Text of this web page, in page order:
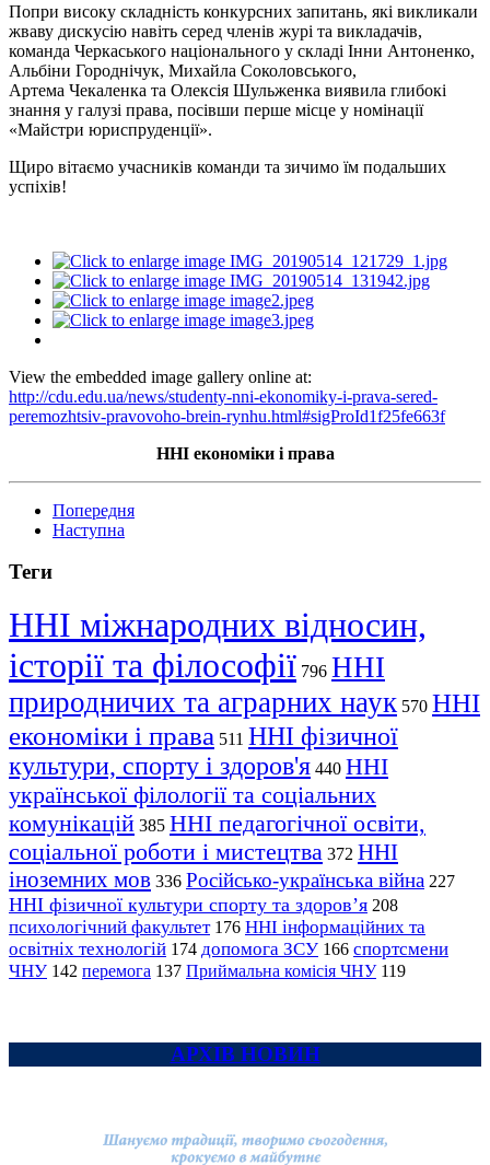
Попри високу складність конкурсних запитань, які викликали
жваву дискусію навіть серед членів журі та викладачів,
команда Черкаського національного у складі Інни Антоненко,
Альбіни Городнічук, Михайла Соколовського,
Артема Чекаленка та Олексія Шульженка виявила глибокі
знання у галузі права, посівши перше місце у номінації
«Майстри юриспруденції».
Щиро вітаємо учасників команди та зичимо їм подальших
успіхів!
View the embedded image gallery online at:
http://cdu.edu.ua/news/studenty-nni-ekonomiky-i-prava-sered-
peremozhtsiv-pravovoho-brein-rynhu.html#sigProId1f25fe663f
ННІ економіки і права
Попередня
Наступна
Теги
ННІ міжнародних відносин,
історії та філософії 796 ННІ
природничих та аграрних наук 570 ННІ
економіки і права 511 ННІ фізичної
культури, спорту і здоров'я 440 ННІ
української філології та соціальних
комунікацій 385 ННІ педагогічної освіти,
соціальної роботи і мистецтва 372 ННІ
іноземних мов 336 Російсько-українська війна 227
ННІ фізичної культури спорту та здоров’я 208
психологічний факультет 176 ННІ інформаційних та
освітніх технологій 174 допомога ЗСУ 166 спортсмени
ЧНУ 142 перемога 137 Приймальна комісія ЧНУ 119
АРХІВ НОВИН